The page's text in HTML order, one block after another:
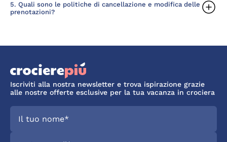
5. Quali sono le politiche di cancellazione e modifica delle
prenotazioni?
Iscriviti alla nostra newsletter e trova ispirazione grazie
alle nostre offerte esclusive per la tua vacanza in crociera